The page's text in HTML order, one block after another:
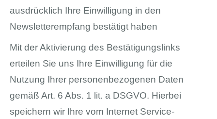
ausdrücklich Ihre Einwilligung in den
Newsletterempfang bestätigt haben
Mit der Aktivierung des Bestätigungslinks
erteilen Sie uns Ihre Einwilligung für die
Nutzung Ihrer personenbezogenen Daten
gemäß Art. 6 Abs. 1 lit. a DSGVO. Hierbei
speichern wir Ihre vom Internet Service-